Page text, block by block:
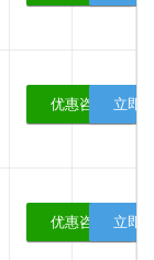
优惠咨询 立即
优惠咨询 立即